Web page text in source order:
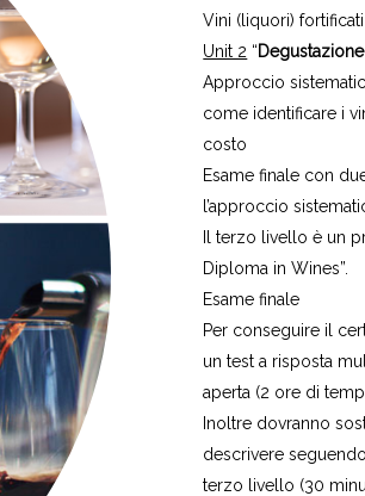
Vini (liquori) fortificati
Unit 2 “
Approccio
come identificare i
costo
Esame finale con
l’approccio
Il terzo livello è un
Diploma in Wines”.
Esame finale
Per conseguire il
un test a risposta
aperta (2 ore di
Inoltre dovranno
descrivere
terzo livello (30